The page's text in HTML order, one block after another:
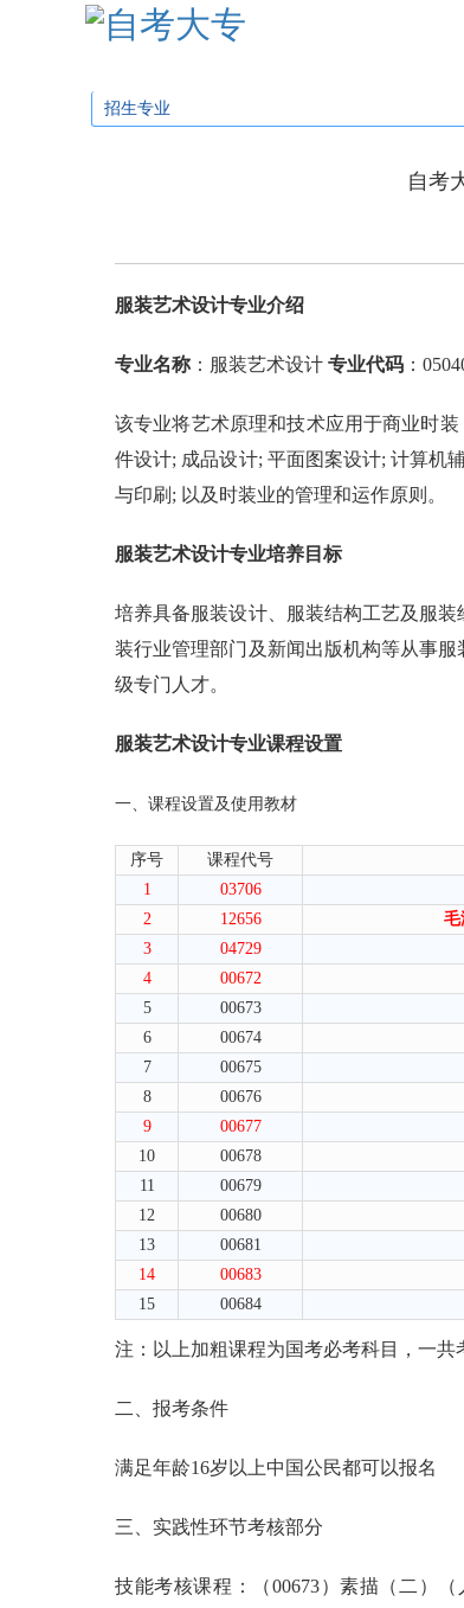
招生专业
自考
服装艺术设计专业介绍
专业名称 ：服装艺术设计 专业代码 ：
该专业将艺术原理和技术应用于商业时
件设计; 成品设计; 平面图案设计; 计算机
与印刷; 以及时装业的管理和运作原则。
服装艺术设计专业培养目标
培养具备服装设计、服装结构工艺及服
装行业管理部门及新闻出版机构等从事
级专门人才。
服装艺术设计专业课程设置
一、课程设置及使用教材
序号 课程代号
1
03706
2
12656 毛
3
04729
4
00672
5
00673
6
00674
7
00675
8
00676
9
00677
10
00678
11
00679
12
00680
13
00681
14
00683
15
00684
注：以上加粗课程为国考必考科目，一共
二、报考条件
满足年龄16岁以上中国公民都可以报名
三、实践性环节考核部分
技能考核课程：（00673）素描（二）